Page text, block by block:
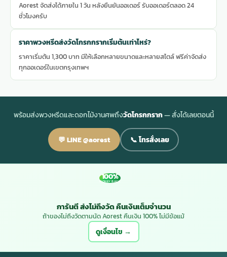
Aorest จัดส่งได้ภายใน 1 วัน หลังยืนยันออเดอร์ รับออเดอร์ตลอด 24
ชั่วโมงครับ
ราคาพวงหรีดส่งวัดโกรกกรากเริ่มต้นเท่าไหร่?
ราคาเริ่มต้น 1,300 บาท มีให้เลือกหลายขนาดและหลายสไตล์ ฟรีค่าจัดส่ง
ทุกออเดอร์ในเขตกรุงเทพฯ
พร้อมส่งพวงหรีดและดอกไม้งานศพถึงวัดโกรกกราก— สั่งได้เลยตอนนี้
💬 LINE @aorest 📞 โทรสั่งเลย
100%
MONEY BACK
การันตี ส่งไม่ถึงวัด คืนเงินเต็มจำนวน
ถ้าของไม่ถึงวัดตามนัด Aorest คืนเงิน 100% ไม่มีข้อแม้
ดูเงื่อนไข →